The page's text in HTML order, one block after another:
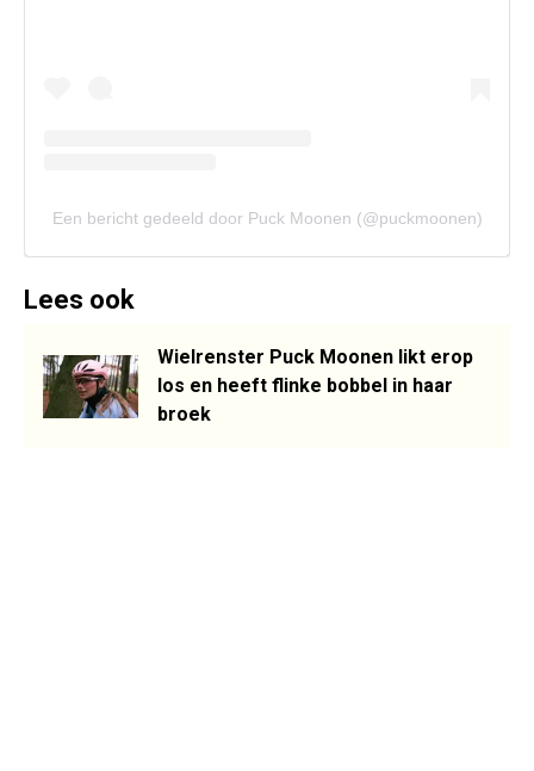
Een bericht gedeeld door Puck Moonen (@puckmoonen)
Lees ook
Wielrenster Puck Moonen likt erop
los en heeft flinke bobbel in haar
broek